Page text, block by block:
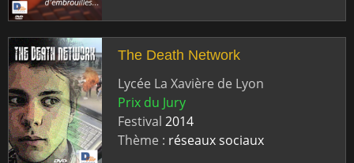
The Death Network
Lycée La Xavière de Lyon
Prix du Jury
Festival 2014
Thème : réseaux sociaux